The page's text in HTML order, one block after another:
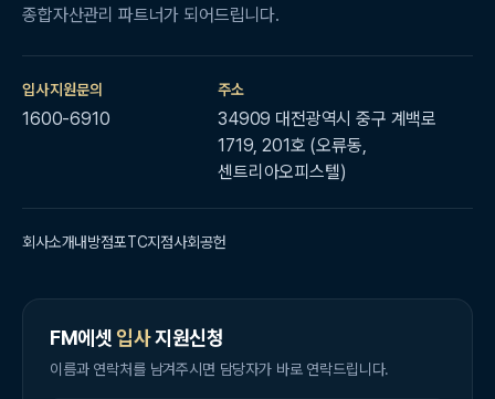
종합자산관리 파트너가 되어드립니다.
입사지원문의
1600-6910
주소
34909 대전광역시 중구 계백로
1719, 201호 (오류동,
센트리아오피스텔)
회사소개내방점포TC지점사회공헌
FM에셋입사지원신청
이름과 연락처를 남겨주시면 담당자가 바로 연락드립니다.